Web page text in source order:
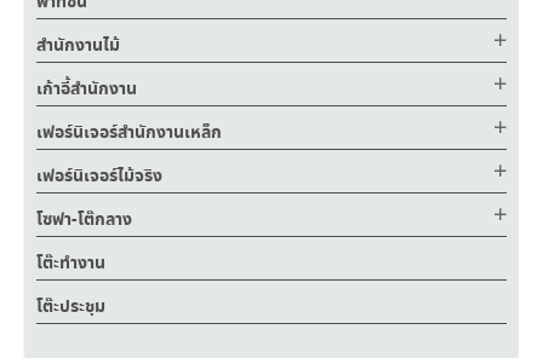
สำนักงานไม้
เก้าอี้สำนักงาน
เฟอร์นิเจอร์สำนักงานเหล็ก
เฟอร์นิเจอร์ไม้จริง
โซฟา-โต๊กลาง
โต๊ะทำงาน
โต๊ะประชุม